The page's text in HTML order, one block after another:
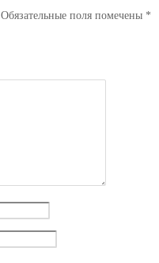
Обязательные поля помечены *